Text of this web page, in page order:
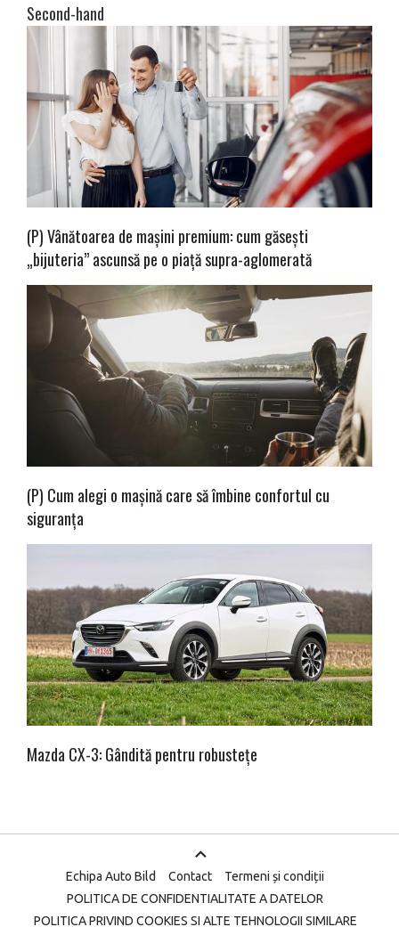
Second-hand
(P) Vânătoarea de mașini premium: cum găsești
„bijuteria” ascunsă pe o piață supra-aglomerată
(P) Cum alegi o mașină care să îmbine confortul cu
siguranța
Mazda CX-3: Gândită pentru robustețe
Echipa Auto Bild Contact
Termeni și condiții
POLITICA DE CONFIDENTIALITATE A DATELOR
POLITICA PRIVIND COOKIES SI ALTE TEHNOLOGII SIMILARE